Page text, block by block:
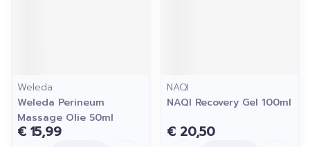
Weleda
Weleda Perineum
Massage Olie 50ml
€ 15,99
NAQI
NAQI Recovery Gel 100ml
€ 20,50